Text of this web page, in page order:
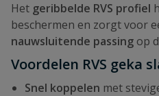
Het geribbelde RVS profiel
beschermen en zorgt voor
nauwsluitende passing op
Voordelen RVS geka
Snel koppelen met